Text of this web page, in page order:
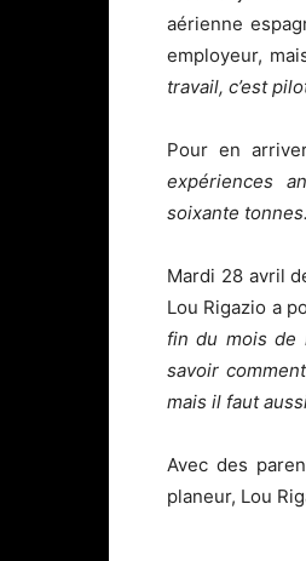
aérienne
employeur,
travail, c’est
Pour en
expériences
soixante
Mardi 28 avril
Lou Rigazio a
fin du mois de
savoir
mais il faut
Avec des
planeur, Lou